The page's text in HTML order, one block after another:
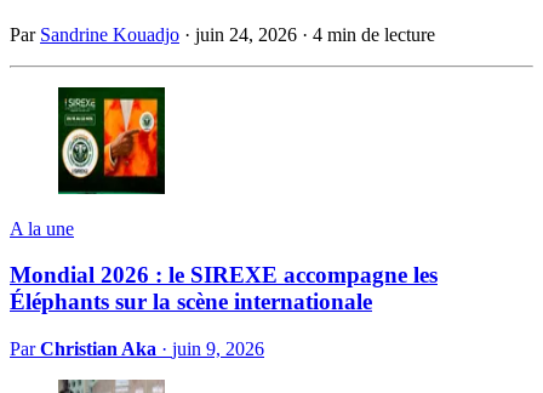
Par Sandrine Kouadjo · juin 24, 2026 · 4 min de lecture
A la une
Mondial 2026 : le SIREXE accompagne les
Éléphants sur la scène internationale
ParChristian Aka · juin 9, 2026